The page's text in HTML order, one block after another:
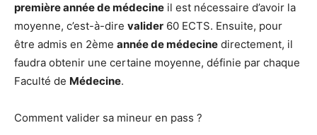
première année de médecine il est nécessaire d’avoir la
moyenne, c’est-à-dire valider 60 ECTS. Ensuite, pour
être admis en 2ème année de médecine directement, il
faudra obtenir une certaine moyenne, définie par chaque
Faculté de Médecine.
Comment valider sa mineur en pass ?